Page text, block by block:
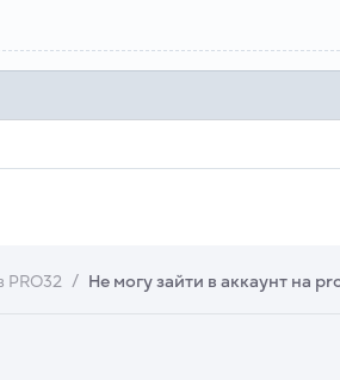
Не могу зайти в аккаунт на